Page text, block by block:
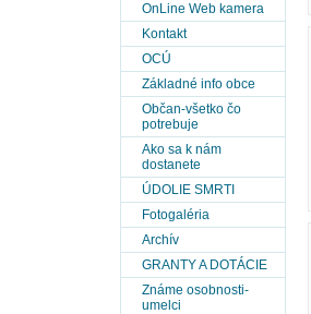
OnLine Web kamera
Kontakt
OCÚ
Základné info obce
Občan-všetko čo
potrebuje
Ako sa k nám
dostanete
ÚDOLIE SMRTI
Fotogaléria
Archív
GRANTY A DOTÁCIE
Známe osobnosti-
umelci